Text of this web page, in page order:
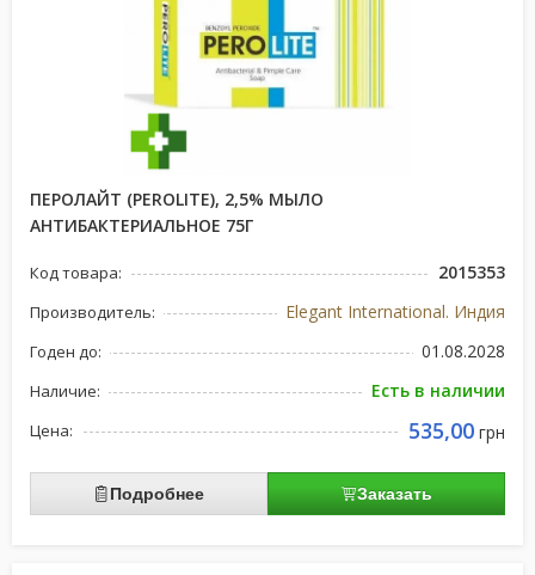
ПЕРОЛАЙТ (PEROLITE), 2,5% МЫЛО
АНТИБАКТЕРИАЛЬНОЕ 75Г
Код товара: 2015353
Производитель: Elegant International. Индия
Годен до: 01.08.2028
Наличие: Есть в наличии
Цена: 535,00 грн
Подробнее Заказать